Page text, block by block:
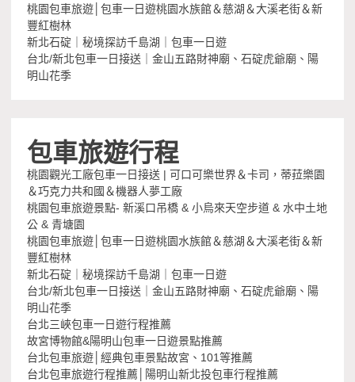
桃園包車旅遊│包車一日遊桃園水族館＆慈湖＆大溪老街＆新
豐紅樹林
新北石碇｜秘境探訪千島湖｜包車一日遊
台北/新北包車一日接送｜金山五路財神廟、石碇虎爺廟、陽
明山花季
包車旅遊行程
桃園觀光工廠包車一日接送 | 可口可樂世界＆卡司，蒂菈樂園
＆巧克力共和國＆機器人夢工廠
桃園包車旅遊景點- 新溪口吊橋 & 小烏來天空步道 & 水中土地
公 & 青塘園
桃園包車旅遊│包車一日遊桃園水族館＆慈湖＆大溪老街＆新
豐紅樹林
新北石碇｜秘境探訪千島湖｜包車一日遊
台北/新北包車一日接送｜金山五路財神廟、石碇虎爺廟、陽
明山花季
台北三峽包車一日遊行程推薦
故宮博物館&陽明山包車一日遊景點推薦
台北包車旅遊│經典包車景點故宮、101等推薦
台北包車旅遊行程推薦│陽明山新北投包車行程推薦